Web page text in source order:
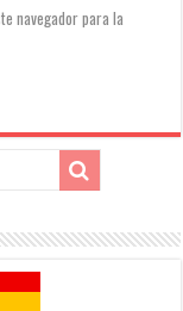
navegador para la